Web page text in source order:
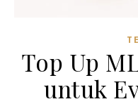
Top Up
untuk